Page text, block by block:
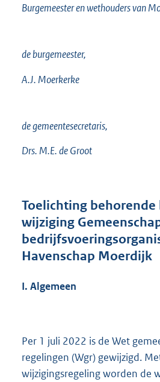
Burgemeester en wethouders van
de burgemeester,
A.J. Moerkerke
de gemeentesecretaris,
Drs. M.E. de Groot
Toelichting behorende
wijziging
Havenschap Moerdijk
I. Algemeen
Per 1 juli 2022 is de Wet
regelingen (Wgr) gewijzigd.
wijzigingsregeling worden de